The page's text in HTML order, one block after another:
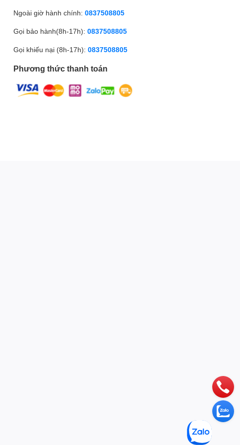
Ngoài giờ hành chính: 0837508805
Gọi bảo hành(8h-17h): 0837508805
Gọi khiếu nại (8h-17h): 0837508805
Phương thức thanh toán